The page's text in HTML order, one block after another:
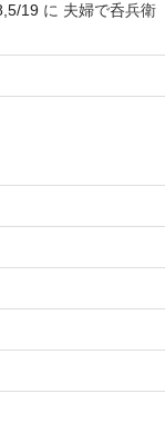
19に 夫婦で呑兵衛